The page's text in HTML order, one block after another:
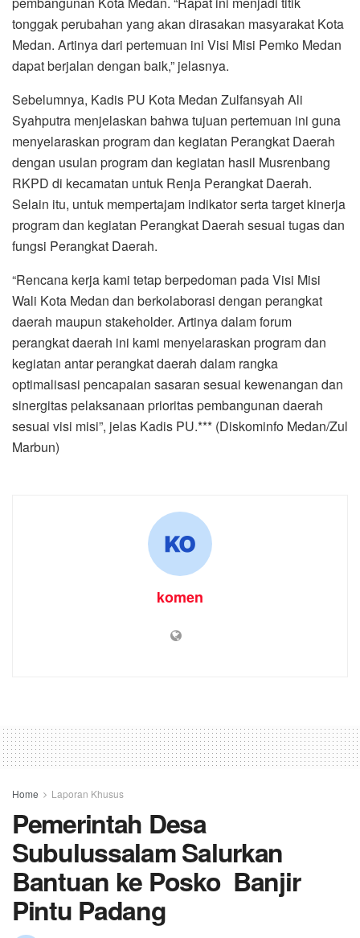
tonggak perubahan yang akan dirasakan masyarakat Kota
Medan. Artinya dari pertemuan ini Visi Misi Pemko Medan
dapat berjalan dengan baik,” jelasnya.
Sebelumnya, Kadis PU Kota Medan Zulfansyah Ali
Syahputra menjelaskan bahwa tujuan pertemuan ini guna
menyelaraskan program dan kegiatan Perangkat Daerah
dengan usulan program dan kegiatan hasil Musrenbang
RKPD di kecamatan untuk Renja Perangkat Daerah.
Selain itu, untuk mempertajam indikator serta target kinerja
program dan kegiatan Perangkat Daerah sesuai tugas dan
fungsi Perangkat Daerah.
“Rencana kerja kami tetap berpedoman pada Visi Misi
Wali Kota Medan dan berkolaborasi dengan perangkat
daerah maupun stakeholder. Artinya dalam forum
perangkat daerah ini kami menyelaraskan program dan
kegiatan antar perangkat daerah dalam rangka
optimalisasi pencapaian sasaran sesuai kewenangan dan
sinergitas pelaksanaan prioritas pembangunan daerah
sesuai visi misi”, jelas Kadis PU.*** (Diskominfo Medan/Zul
Marbun)
komen
Home Laporan Khusus
Pemerintah Desa
Subulussalam Salurkan
Bantuan ke Posko Banjir
Pintu Padang